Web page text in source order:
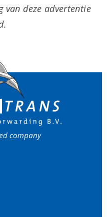
van deze advertentie